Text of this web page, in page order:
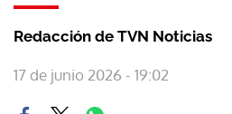
Redacción de TVN Noticias
17 de junio 2026 - 19:02